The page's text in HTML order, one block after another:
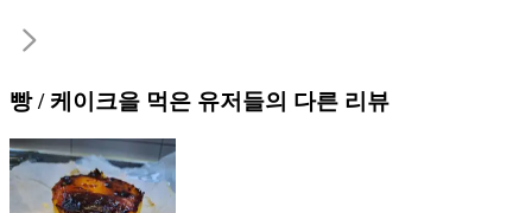
빵 / 케이크을 먹은 유저들의 다른 리뷰